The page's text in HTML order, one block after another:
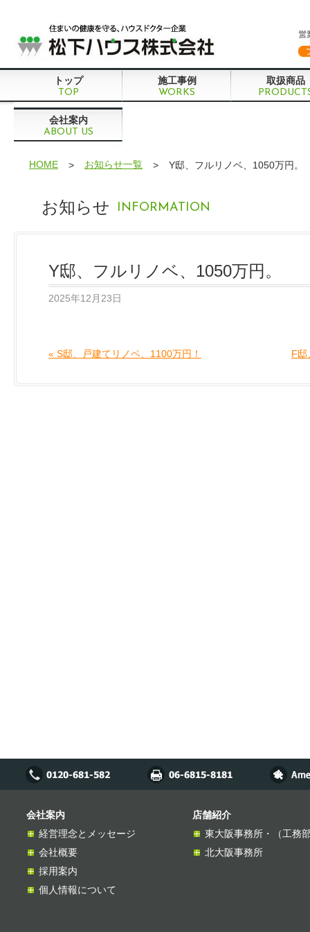
トップ
TOP
施工事例
WORKS
取扱商品
会社案内
ABOUT US
HOME > お知らせ一覧 > Y邸、フルリノベ、1050万円。
お知らせ INFORMATION
Y邸、フルリノベ、1050万円。
2025年12月23日
« S邸、戸建てリノベ、1100万円！ F邸
会社案内
経営理念とメッセージ
会社概要
採用案内
個人情報について
店舗紹介
東大阪事務所・（工務
北大阪事務所